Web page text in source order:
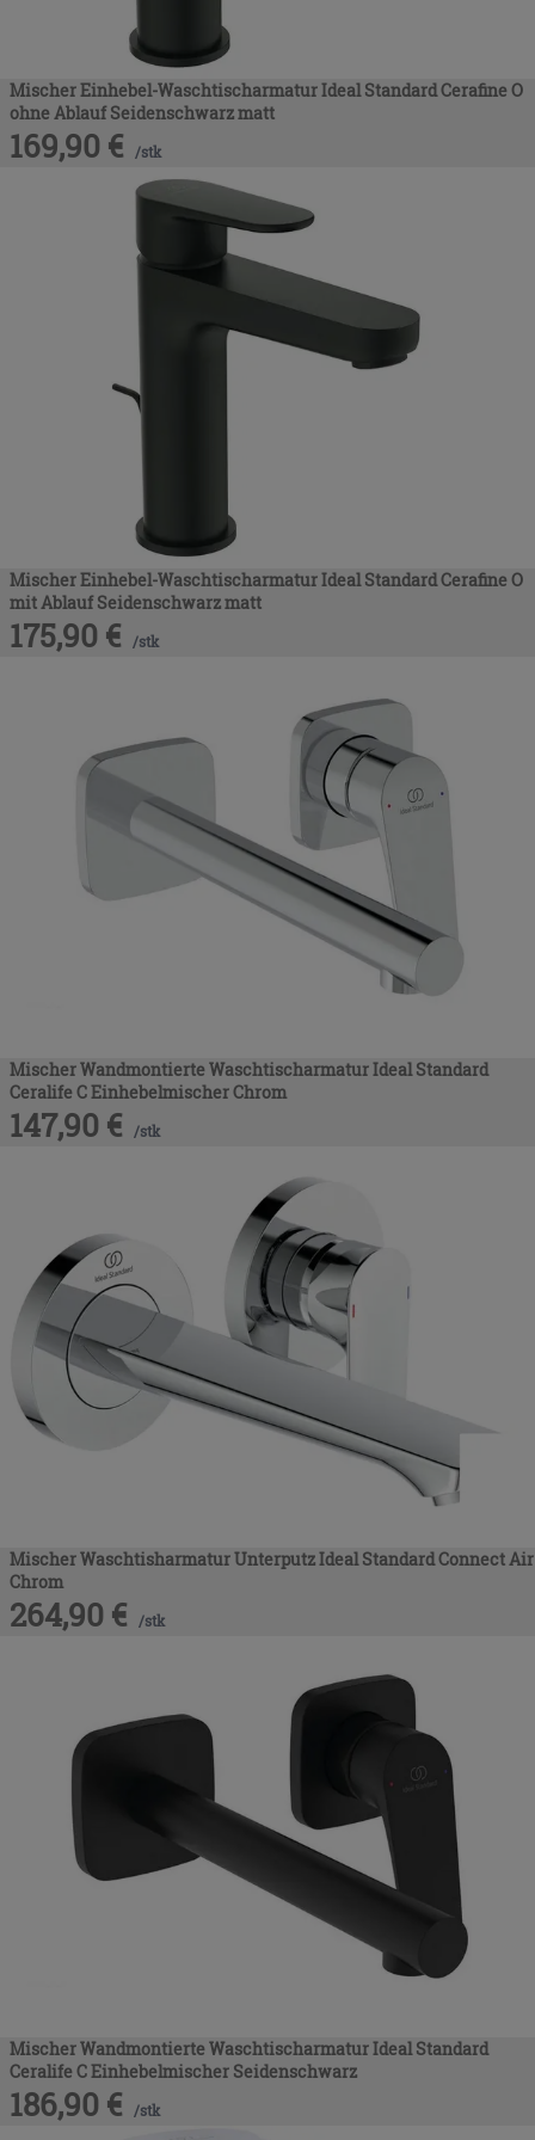
Mischer Einhebel-Waschtischarmatur Ideal Standard Cerafine O
ohne Ablauf Seidenschwarz matt
169,90 € /stk
Mischer Einhebel-Waschtischarmatur Ideal Standard Cerafine O
mit Ablauf Seidenschwarz matt
175,90 € /stk
Mischer Wandmontierte Waschtischarmatur Ideal Standard
Ceralife C Einhebelmischer Chrom
147,90 € /stk
Mischer Waschtisharmatur Unterputz Ideal Standard Connect Air
Chrom
264,90 € /stk
Mischer Wandmontierte Waschtischarmatur Ideal Standard
Ceralife C Einhebelmischer Seidenschwarz
186,90 € /stk